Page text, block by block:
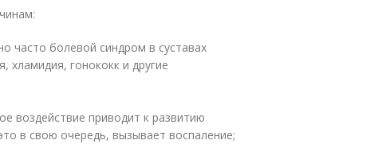
часто болевой синдром в суставах
хламидия, гонококк и другие
воздействие приводит к развитию
в свою очередь, вызывает воспаление;